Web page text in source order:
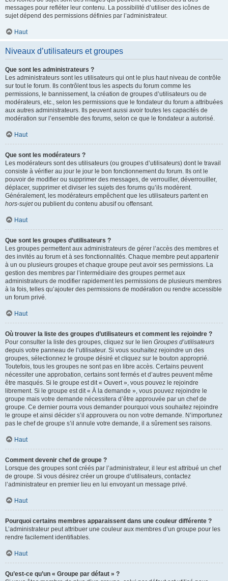
messages pour refléter leur contenu. La possibilité d’utiliser des icônes de
sujet dépend des permissions définies par l’administrateur.
Haut
Niveaux d’utilisateurs et groupes
Que sont les administrateurs ?
Les administrateurs sont les utilisateurs qui ont le plus haut niveau de contrôle
sur tout le forum. Ils contrôlent tous les aspects du forum comme les
permissions, le bannissement, la création de groupes d’utilisateurs ou de
modérateurs, etc., selon les permissions que le fondateur du forum a attribuées
aux autres administrateurs. Ils peuvent aussi avoir toutes les capacités de
modération sur l’ensemble des forums, selon ce que le fondateur a autorisé.
Haut
Que sont les modérateurs ?
Les modérateurs sont des utilisateurs (ou groupes d’utilisateurs) dont le travail
consiste à vérifier au jour le jour le bon fonctionnement du forum. Ils ont le
pouvoir de modifier ou supprimer des messages, de verrouiller, déverrouiller,
déplacer, supprimer et diviser les sujets des forums qu’ils modèrent.
Généralement, les modérateurs empêchent que les utilisateurs partent en
hors-sujetou publient du contenu abusif ou offensant.
Haut
Que sont les groupes d’utilisateurs ?
Les groupes permettent aux administrateurs de gérer l’accès des membres et
des invités au forum et à ses fonctionnalités. Chaque membre peut appartenir
à un ou plusieurs groupes et chaque groupe peut avoir ses permissions. La
gestion des membres par l’intermédiaire des groupes permet aux
administrateurs de modifier rapidement les permissions de plusieurs membres
à la fois, telles qu’ajouter des permissions de modération ou rendre accessible
un forum privé.
Haut
Où trouver la liste des groupes d’utilisateurs et comment les rejoindre ?
Pour consulter la liste des groupes, cliquez sur le lien Groupes d’utilisateurs
depuis votre panneau de l’utilisateur. Si vous souhaitez rejoindre un des
groupes, sélectionnez le groupe désiré et cliquez sur le bouton approprié.
Toutefois, tous les groupes ne sont pas en libre accès. Certains peuvent
nécessiter une approbation, certains sont fermés et d’autres peuvent même
être masqués. Si le groupe est dit « Ouvert », vous pouvez le rejoindre
librement. Si le groupe est dit « À la demande », vous pouvez rejoindre le
groupe mais votre demande nécessitera d’être approuvée par un chef de
groupe. Ce dernier pourra vous demander pourquoi vous souhaitez rejoindre
le groupe et ainsi décider s’il approuvera ou non votre demande. N’importunez
pas le chef de groupe s’il annule votre demande, il a sûrement ses raisons.
Haut
Comment devenir chef de groupe ?
Lorsque des groupes sont créés par l’administrateur, il leur est attribué un chef
de groupe. Si vous désirez créer un groupe d’utilisateurs, contactez
l’administrateur en premier lieu en lui envoyant un message privé.
Haut
Pourquoi certains membres apparaissent dans une couleur différente ?
L’administrateur peut attribuer une couleur aux membres d’un groupe pour les
rendre facilement identifiables.
Haut
Qu’est-ce qu’un « Groupe par défaut » ?